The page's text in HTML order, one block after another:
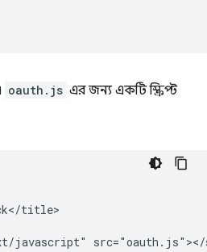
oauth.js এর জন্য একটি স্ক্রিপ্ট
title>
javascript"